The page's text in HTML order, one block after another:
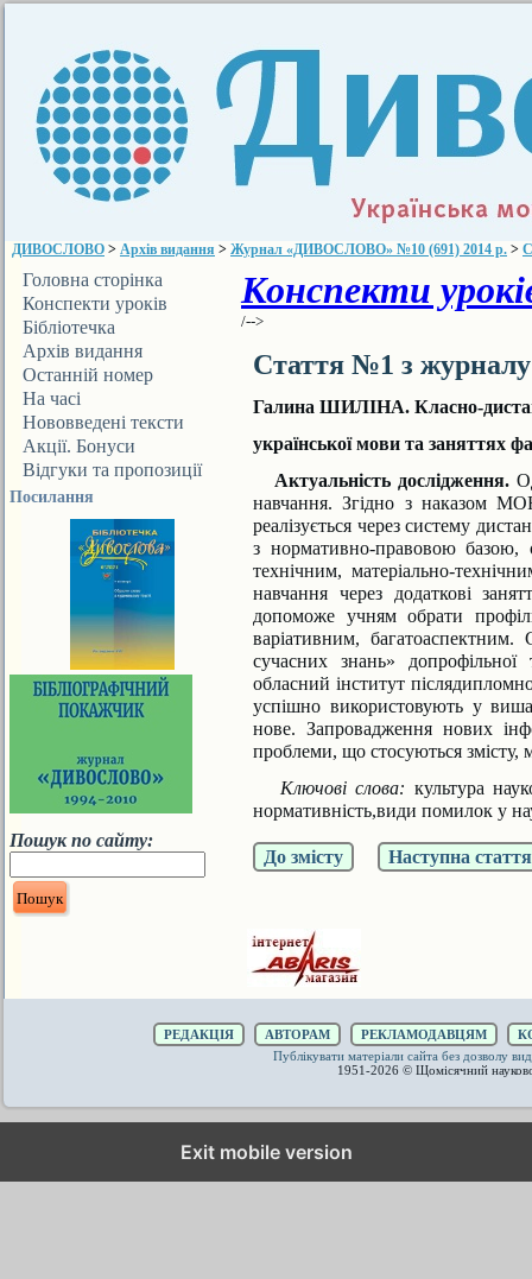
ДИВОСЛОВО > Архів видання > Журнал «ДИВОСЛОВО» №10 (691) 2014 р. >
Головна сторінка
Конспекти уроків
Бібліотечка
ДИВОСЛОВА
Архів видання
Останній номер
На часі
Нововведені тексти
Акції. Бонуси
Відгуки та пропозиції
Посилання
Пошук по сайту:
Конспекти
/-->
Стаття №1 з
Галина ШИЛІНА. Класно-
української мови та заняттях
Актуальність дослідження.
навчання. Згідно з наказом
реалізується через систему
з нормативно-правовою базою,
технічним, матеріально-
навчання через додаткові
допоможе учням обрати
варіативним,
сучасних знань»
обласний інститут
успішно використовують у
нове. Запровадження нових
проблеми, що стосуються змісту,
Ключові слова: культура
нормативність,види помилок у
До змісту Наступна стаття
РЕДАКЦІЯ АВТОРАМ РЕКЛАМОДАВЦЯМ
Публікувати матеріали сайта без дозволу
1951-2026 © Щомісячний
Exit mobile version